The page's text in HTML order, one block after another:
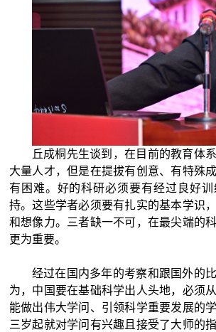
丘成桐先生谈到，在目前的教育体
大量人才，但是在提拔有创意、有特殊
有困难。好的科研必须要有经过良好
持。这些学者必须要有扎实的基本学识
和想像力。三者缺一不可，在最尖端的
更为重要。
经过在国内多年的考察和跟国外的
为，中国要在基础科学出人头地，必须
能做出伟大学问、引领科学重要发展的
三岁起就对学问有兴趣且接受了大师的